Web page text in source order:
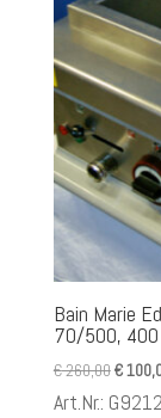
Bain Marie
70/500, 400
€260,00
Preis
€
Art.Nr.: G9212